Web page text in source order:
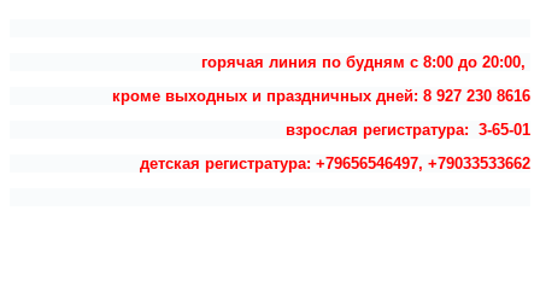
горячая линия по будням с 8:00 до 20:00,
кроме выходных и праздничных дней: 8 927 230 8616
взрослая регистратура: 3-65-01
детская регистратура: +79656546497, +79033533662